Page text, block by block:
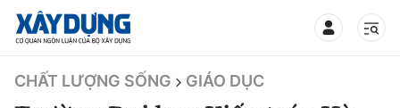
TIN BỘ XÂY DỰNG
CHẤT LƯỢNG SỐNG GIÁO DỤC